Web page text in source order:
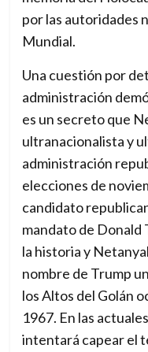
a
l
por las autoridades
Mundial.
Una cuestión por
administración
es un secreto que
ultranacionalista y
administración
elecciones de
candidato
mandato de Donald
la historia y
nombre de Trump
los Altos del Golán
1967. En las
intentará capear el